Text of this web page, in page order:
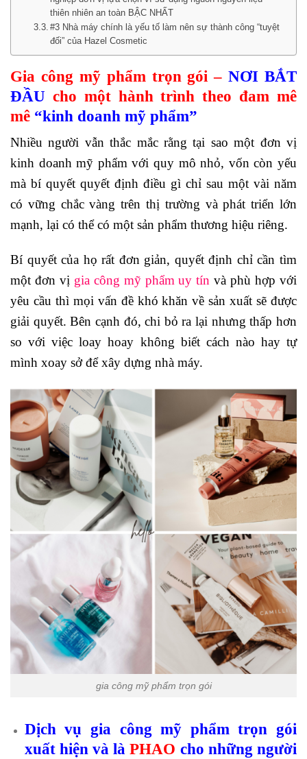
thiên nhiên an toàn BẬC NHẤT
#3 Nhà máy chính là yếu tố làm nên sự thành công “tuyệt
đối” của Hazel Cosmetic
Gia công mỹ phẩm trọn gói –NƠI BẮT
ĐẦU cho một hành trình theo đam mê
mê “kinh doanh mỹ phẩm”
Nhiều người vẫn thắc mắc rằng tại sao một đơn vị
kinh doanh mỹ phẩm với quy mô nhỏ, vốn còn yếu
mà bí quyết quyết định điều gì chỉ sau một vài năm
có vững chắc vàng trên thị trường và phát triển lớn
mạnh, lại có thể có một sản phẩm thương hiệu riêng.
Bí quyết của họ rất đơn giản, quyết định chỉ cần tìm
một đơn vị gia công mỹ phẩm uy tín và phù hợp với
yêu cầu thì mọi vấn đề khó khăn về sản xuất sẽ được
giải quyết. Bên cạnh đó, chi bỏ ra lại nhưng thấp hơn
so với việc loay hoay không biết cách nào hay tự
mình xoay sở để xây dựng nhà máy.
gia công mỹ phẩm trọn gói
Dịch vụ gia công mỹ phẩm trọn gói
xuất hiện và làPHAO cho những người